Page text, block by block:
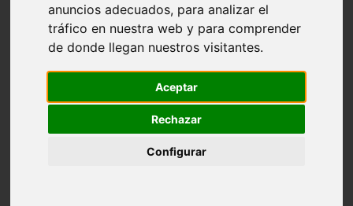
anuncios adecuados, para analizar el
tráfico en nuestra web y para comprender
de donde llegan nuestros visitantes.
Aceptar
Rechazar
Configurar
Córdoba - almedinilla
Navarra - zangoza
Cantabria - arenas-de-iguña
Barcelona - la-pobla-de-lillet
Murcia - cartagena
Madrid - nuevo-baztán